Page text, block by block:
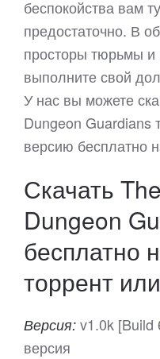
беспокойства вам
предостаточно. В
просторы тюрьмы и
выполните свой
У нас вы можете
Dungeon Guardians
версию бесплатно
Скачать
Dungeon
бесплатно
торрент
Версия: v1.0k [Build
версия